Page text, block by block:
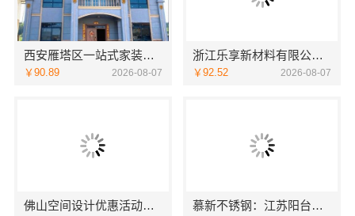
西安雁塔区一站式家装设计刚需房售后完善，居安天成（西安）建筑工程有限责任公司
￥90.89 2026-08-07
浙江乐享新材料有限公司：性价比房子整装空间布局上门服务
￥92.52 2026-08-07
佛山空间设计优惠活动售后无忧，广东鼎饰空间装饰工程有限公司 慕新不锈钢：江苏阳台装修服务效果图解析